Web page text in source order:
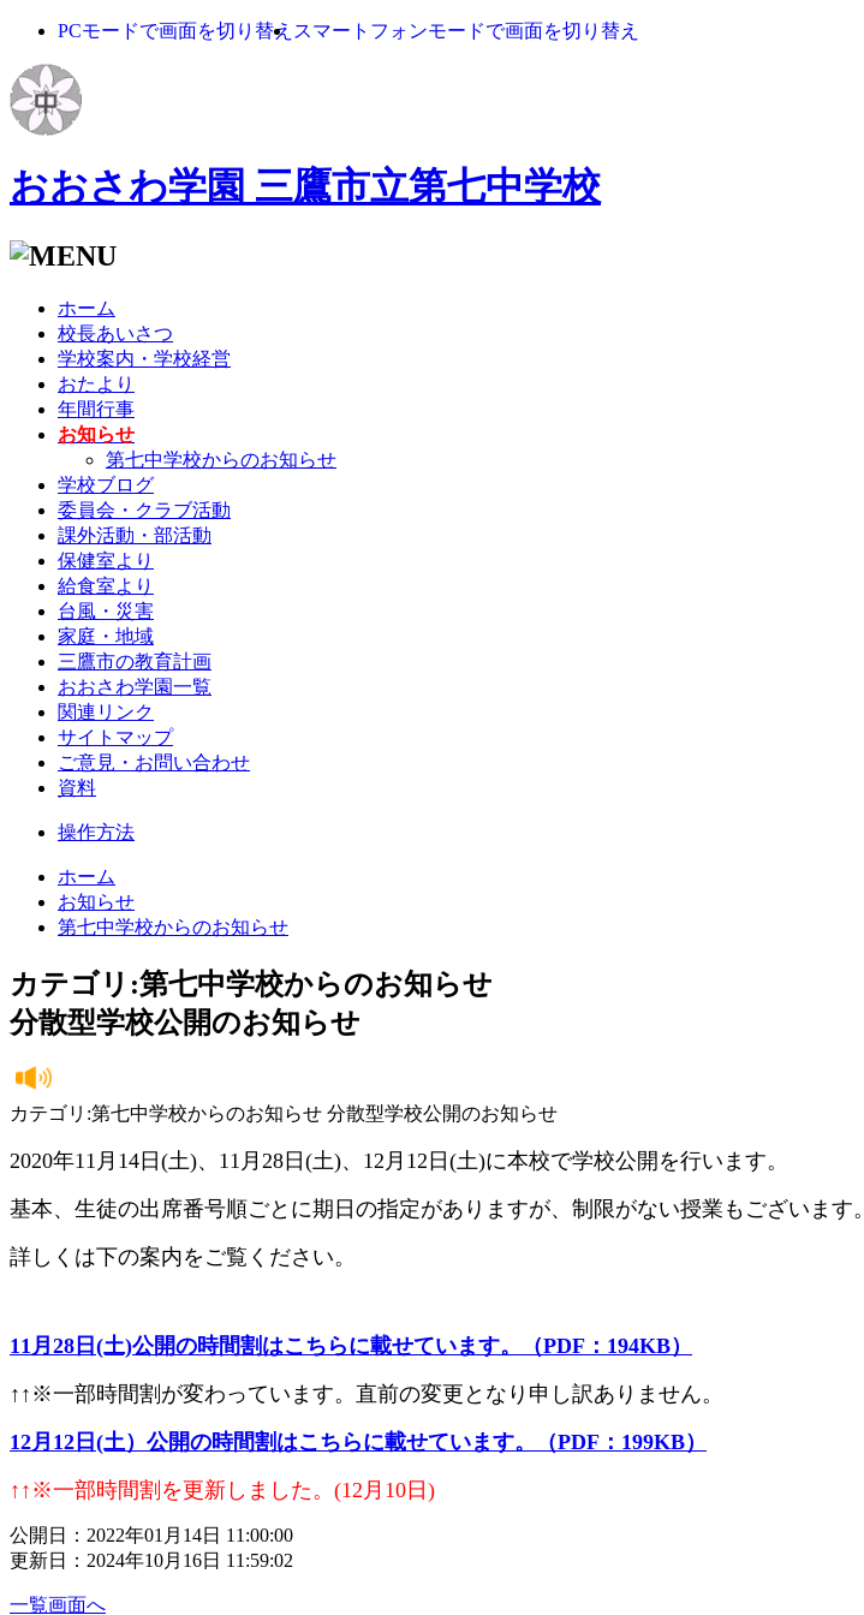
PCモードで画面を切り替え スマートフォンモードで画面を切り替え
おおさわ学園 三鷹市立第七中学校
ホーム
校長あいさつ
学校案内・学校経営
おたより
年間行事
お知らせ
第七中学校からのお知らせ
学校ブログ
委員会・クラブ活動
課外活動・部活動
保健室より
給食室より
台風・災害
家庭・地域
三鷹市の教育計画
おおさわ学園一覧
関連リンク
サイトマップ
ご意見・お問い合わせ
資料
操作方法
ホーム
お知らせ
第七中学校からのお知らせ
カテゴリ:第七中学校からのお知らせ
分散型学校公開のお知らせ
カテゴリ:第七中学校からのお知らせ 分散型学校公開のお知らせ
2020年11月14日(土)、11月28日(土)、12月12日(土)に本校で学校公開を行います。
基本、生徒の出席番号順ごとに期日の指定がありますが、制限がない授業もございます。
詳しくは下の案内をご覧ください。
11月28日(土)公開の時間割はこちらに載せています。（PDF：194KB）
↑↑※一部時間割が変わっています。直前の変更となり申し訳ありません。
12月12日(土）公開の時間割はこちらに載せています。（PDF：199KB）
↑↑※一部時間割を更新しました。(12月10日)
公開日：2022年01月14日 11:00:00
更新日：2024年10月16日 11:59:02
一覧画面へ